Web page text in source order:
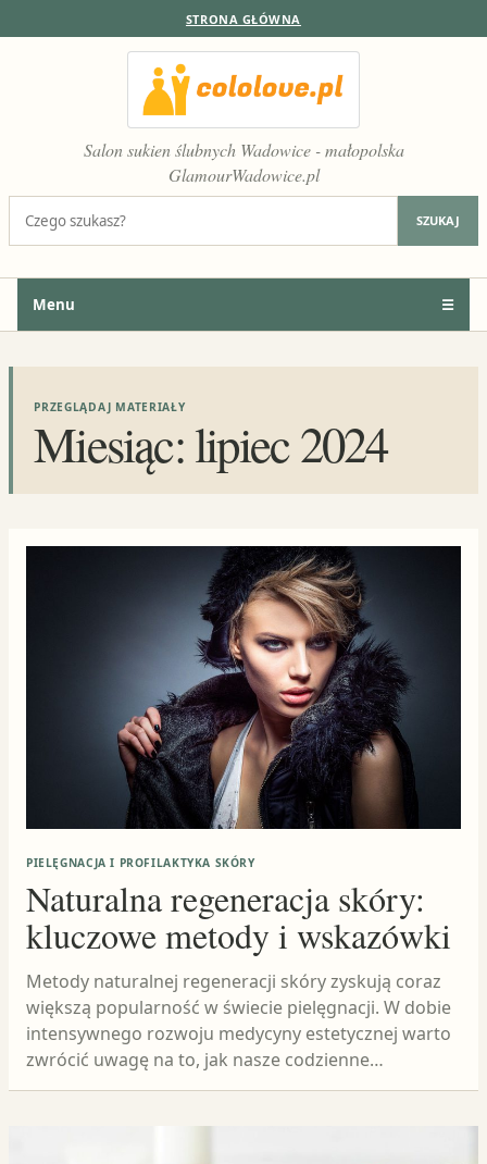
STRONA GŁÓWNA
Salon sukien ślubnych Wadowice - małopolska
GlamourWadowice.pl
SZUKAJ
Menu ☰
PRZEGLĄDAJ MATERIAŁY
Miesiąc:lipiec 2024
PIELĘGNACJA I PROFILAKTYKA SKÓRY
Naturalna regeneracja skóry:
kluczowe metody i wskazówki
Metody naturalnej regeneracji skóry zyskują coraz
większą popularność w świecie pielęgnacji. W dobie
intensywnego rozwoju medycyny estetycznej warto
zwrócić uwagę na to, jak nasze codzienne…